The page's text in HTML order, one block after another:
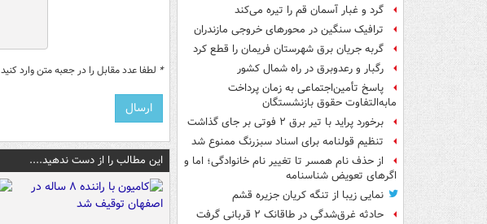
گرد و غبار آسمان قم را تیره می‌کند
ترافیک سنگین در محورهای خروجی مازندران
گربه جریان برق شهرستان فریمان را قطع کرد
رگبار و رعدوبرق در راه شمال کشور
پاسخ تأمین‌اجتماعی به زمان پرداخت
مابه‌التفاوت حقوق بازنشستگان
برخورد پراید با تیر برق ۲ فوتی بر جای گذاشت
تنظیم قولنامه برای اسناد سبزرنگ ممنوع شد
از حذف نام همسر تا تغییر نام خانوادگی؛ اما و
اگرهای تعویض شناسنامه
نمایی زیبا از تنگه کریان جزیره قشم
حادثه غرق‌شدگی در طاقانک ۲ قربانی گرفت
* لطفا عدد مقابل را در جعبه متن وارد کنید
این مطالب را از دست ندهید....